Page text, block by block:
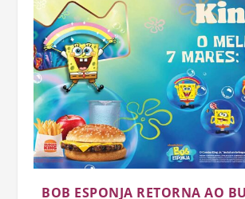
BOB ESPONJA RETORNA AO